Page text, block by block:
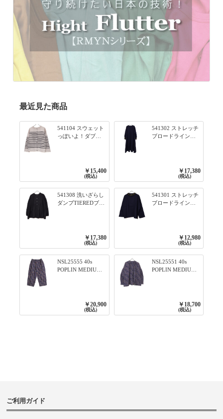
最近見た商品
541104 スウェット
っぽいよ！ダブル
プルオーバー 101オ
フベージュ×ネイビ
￥15,400
(税込)
541302 ストレッチ
ブロードライン入
ワンピース 79ネイ
￥17,380
(税込)
541308 洗いざらし
ダンプTIEREDブシ
￥17,380
(税込)
541301 ストレッチ
ブロードライン入
リブプルオーバー
79ネイビー
￥12,980
(税込)
NSL25555 40s
POPLIN MEDIUM
￥20,900
(税込)
NSL25551 40s
POPLIN MEDIUM
3800NAVY BASE
￥18,700
(税込)
ご利用ガイド